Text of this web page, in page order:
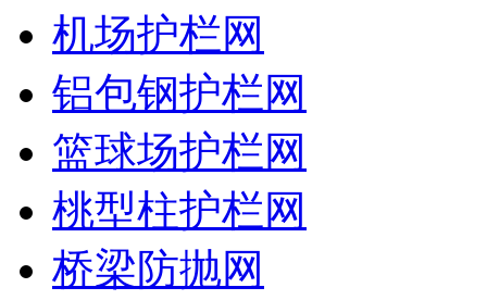
机场护栏网
铝包钢护栏网
篮球场护栏网
桃型柱护栏网
桥梁防抛网